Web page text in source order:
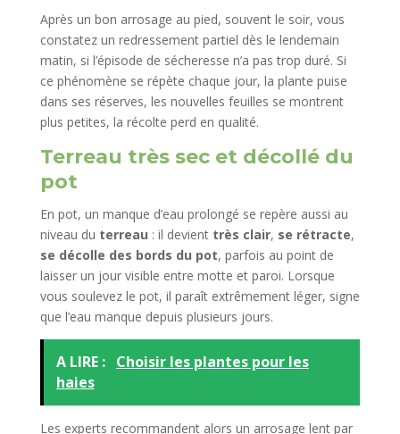
Après un bon arrosage au pied, souvent le soir, vous
constatez un redressement partiel dès le lendemain
matin, si l’épisode de sécheresse n’a pas trop duré. Si
ce phénomène se répète chaque jour, la plante puise
dans ses réserves, les nouvelles feuilles se montrent
plus petites, la récolte perd en qualité.​
Terreau très sec et décollé du
pot
En pot, un manque d’eau prolongé se repère aussi au
niveau du terreau : il devient très clair, se rétracte,
se décolle des bords du pot, parfois au point de
laisser un jour visible entre motte et paroi. Lorsque
vous soulevez le pot, il paraît extrêmement léger, signe
que l’eau manque depuis plusieurs jours.
A LIRE : Choisir les plantes pour les
haies
Les experts recommandent alors un arrosage lent par